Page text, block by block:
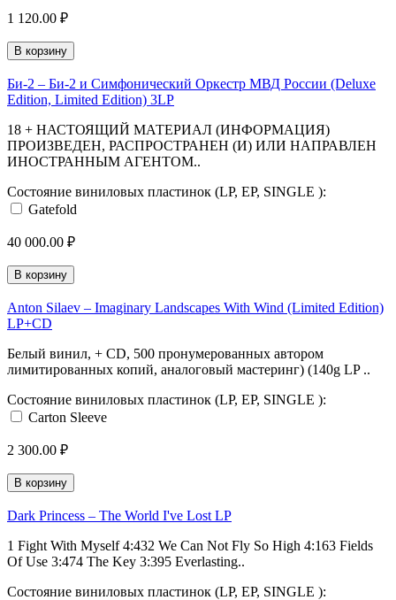
1 120.00 ₽
В корзину
Би-2 ‎– Би-2 и Симфонический Оркестр МВД России (Deluxe
Edition, Limited Edition) 3LP
18 + НАСТОЯЩИЙ МАТЕРИАЛ (ИНФОРМАЦИЯ)
ПРОИЗВЕДЕН, РАСПРОСТРАНЕН (И) ИЛИ НАПРАВЛЕН
ИНОСТРАННЫМ АГЕНТОМ..
Состояние виниловых пластинок (LP, EP, SINGLE ):
Gatefold
40 000.00 ₽
В корзину
Anton Silaev ‎– Imaginary Landscapes With Wind (Limited Edition)
LP+CD
Белый винил, + CD, 500 пронумерованных автором
лимитированных копий, аналоговый мастеринг) (140g LP ..
Состояние виниловых пластинок (LP, EP, SINGLE ):
Carton Sleeve
2 300.00 ₽
В корзину
Dark Princess ‎– The World I've Lost LP
1 Fight With Myself 4:432 We Can Not Fly So High 4:163 Fields
Of Use 3:474 The Key 3:395 Everlasting..
Состояние виниловых пластинок (LP, EP, SINGLE ):